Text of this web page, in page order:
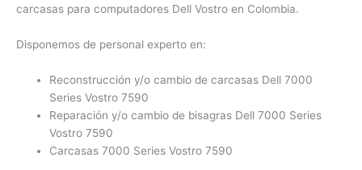
Series Vostro 7590
Reparación y/o cambio de bisagras Dell 7000 Series
Vostro 7590
Carcasas 7000 Series Vostro 7590